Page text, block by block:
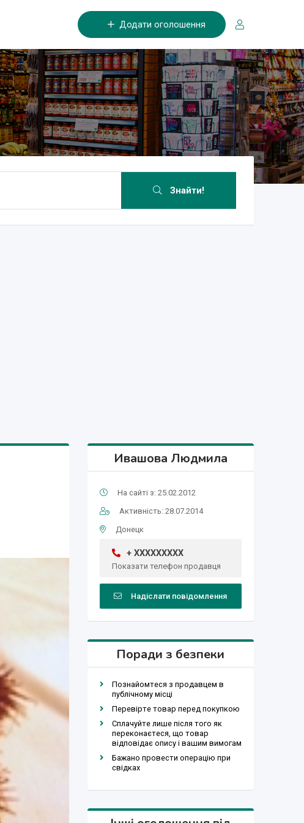
Додати оголошення
Знайти!
Ивашова Людмила
На сайті з: 25.02.2012
Активність: 28.07.2014
Донецк
+ XXXXXXXXX
Показати телефон продавця
Надіслати повідомлення
Поради з безпеки
Познайомтеся з продавцем в
публічному місці
Перевірте товар перед покупкою
Сплачуйте лише після того як
переконаєтеся, що товар
відповідає опису і вашим вимогам
Бажано провести операцію при
свідках